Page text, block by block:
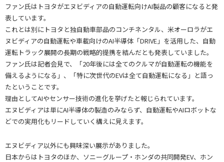
ファン氏はトヨタがエヌビディアの自動運転向けAI製品の顧客になると発
表しています。
これとは別にトヨタと独自動車部品のコンチネンタル、米オーロラがエ
ヌビディアの自動運転や車載向けのAI半導体「DRIVE」を活用した、自動
運転トラック展開の長期の戦略的提携を結んだとも発表していました。
ファン氏は記者会見で、「20年後には全てのクルマが自動運転の機能を
備えるようになる」、「特に次世代のEVは全て自動運転になる」と語っ
たということです。
理由としてAIやセンサー技術の進化を挙げたと報じられています。
エヌビディアは単にAI半導体の製造のみならず、自動運転やAIロボットな
どでの実用化もリードしていく構えに見えます。
エヌビディア以外にも興味深い展示がありました。
日本からはトヨタのほか、ソニーグループ・ホンダの共同開発EV、ホン